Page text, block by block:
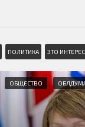
ПОЛИТИКА ЭТО
ОБЩЕСТВО